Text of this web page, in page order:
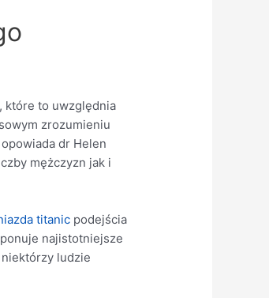
które to uwzględnia
zrozumieniu
dr Helen
mężczyzn jak i
titanic podejścia
najistotniejsze
ludzie